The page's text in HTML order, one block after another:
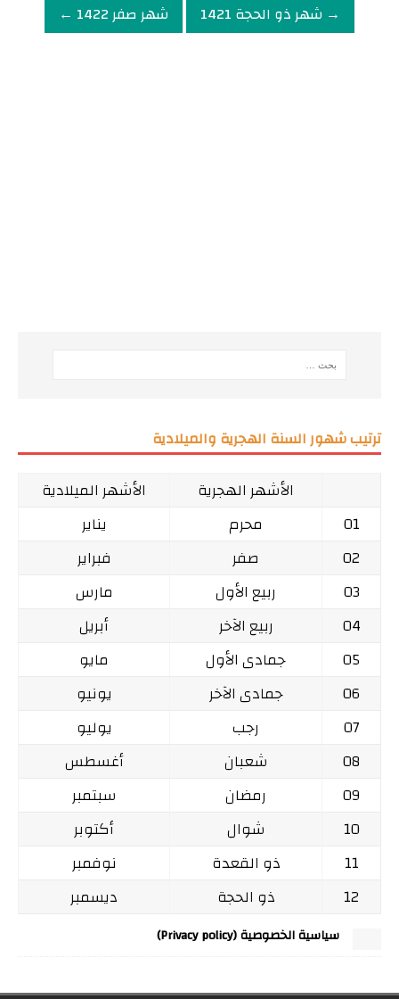
→ شهر ذو الحجة 1421
شهر صفر 1422 ←
ترتيب شهور السنة الهجرية والميلادية
الأشهر الهجرية
الأشهر الميلادية
01
محرم
يناير
02
صفر
فبراير
03
ربيع الأول
مارس
04
ربيع الآخر
أبريل
05
جمادى الأول
مايو
06
جمادى الآخر
يونيو
07
رجب
يوليو
08
شعبان
أغسطس
09
رمضان
سبتمبر
10
شوال
أكتوبر
11
ذو القعدة
نوفمبر
12
ذو الحجة ديسمبر
سياسية الخصوصية (Privacy policy)